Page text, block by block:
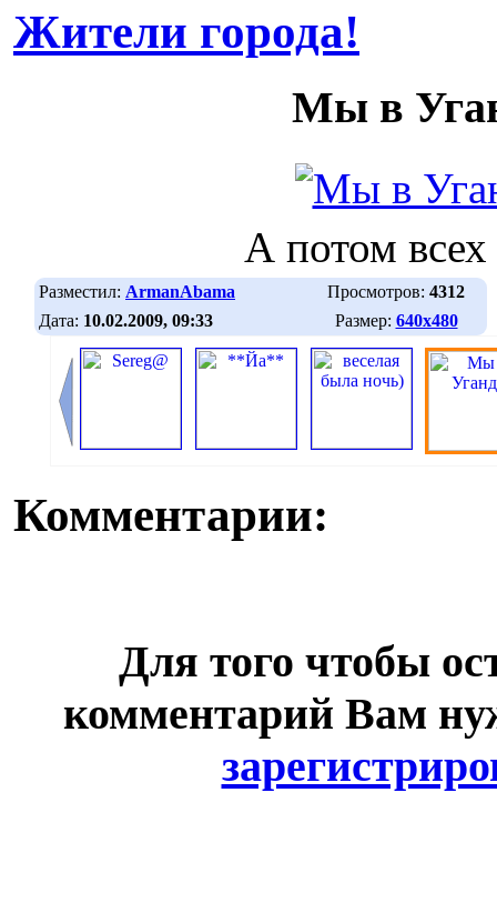
Жители города!
Мы в
А потом всех
Разместил: ArmanAbama Просмотров: 4312
Дата: 10.02.2009, 09:33 Размер: 640х480
Комментарии:
Для того чтобы
комментарий Вам